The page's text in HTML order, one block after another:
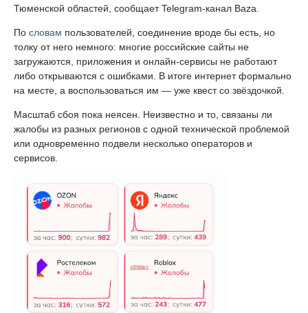
Тюменской областей, сообщает Telegram-канал Baza.
По словам пользователей, соединение вроде бы есть, но
толку от него немного: многие российские сайты не
загружаются, приложения и онлайн-сервисы не работают
либо открываются с ошибками. В итоге интернет формально
на месте, а воспользоваться им — уже квест со звёздочкой.
Масштаб сбоя пока неясен. Неизвестно и то, связаны ли
жалобы из разных регионов с одной технической проблемой
или одновременно подвели несколько операторов и
сервисов.